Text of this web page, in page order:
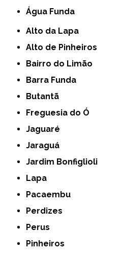
Água Funda
Alto da Lapa
Alto de Pinheiros
Bairro do Limão
Barra Funda
Butantã
Freguesia do Ó
Jaguaré
Jaraguá
Jardim Bonfiglioli
Lapa
Pacaembu
Perdizes
Perus
Pinheiros